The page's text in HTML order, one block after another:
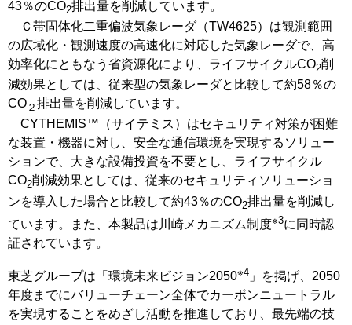
43％のCO2排出量を削減しています。
Ｃ帯固体化二重偏波気象レーダ（TW4625）は観測範囲
の広域化・観測速度の高速化に対応した気象レーダで、高
効率化にともなう省資源化により、ライフサイクルCO2削
減効果としては、従来型の気象レーダと比較して約58％の
CO ２ 排出量を削減しています。
CYTHEMIS™（サイテミス）はセキュリティ対策が困難
な装置・機器に対し、安全な通信環境を実現するソリュー
ションで、大きな設備投資を不要とし、ライフサイクル
CO2削減効果としては、従来のセキュリティソリューショ
ンを導入した場合と比較して約43％のCO2排出量を削減し
ています。また、本製品は川崎メカニズム制度※3に同時認
証されています。
東芝グループは「環境未来ビジョン2050※4 」を掲げ、2050
年度までにバリューチェーン全体でカーボンニュートラル
を実現することをめざし活動を推進しており、最先端の技